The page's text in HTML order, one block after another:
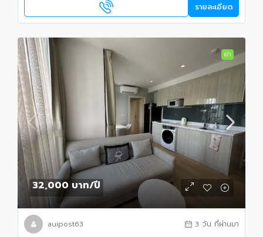
รายละเอียด
เช่า
32,000 บาท/ปี
auipost63 3 วัน ที่ผ่านมา